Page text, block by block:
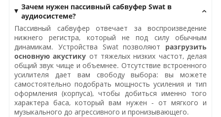
Зачем нужен пассивный сабвуфер Swat в
аудиосистеме?
Пассивный сабвуфер отвечает за воспроизведение
нижнего регистра, который не под силу обычным
динамикам. Устройства Swat позволяют разгрузить
основную акустику от тяжелых низких частот, делая
общий звук чище и объемнее. Отсутствие встроенного
усилителя дает вам свободу выбора: вы можете
самостоятельно подобрать мощность усиления и тип
оформления (корпуса), чтобы добиться именно того
характера баса, который вам нужен - от мягкого и
музыкального до агрессивного и пронизывающего.